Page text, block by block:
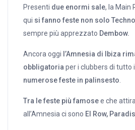
Presenti due enormi sale, la Main
qui si fanno feste non solo Techno
sempre più apprezzato Dembow.
Ancora oggi l’Amnesia di Ibiza
obbligatoria per i clubbers di tutto
numerose feste in palinsesto
Tra le feste più famosee che
all’Amnesia ci sono El Row,